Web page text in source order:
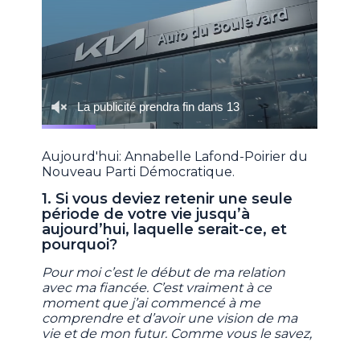
Aujourd'hui: Annabelle Lafond-Poirier du
Nouveau Parti Démocratique.
1. Si vous deviez retenir une seule
période de votre vie jusqu’à
aujourd’hui, laquelle serait-ce, et
pourquoi?
Pour moi c’est le début de ma relation
avec ma fiancée. C’est vraiment à ce
moment que j’ai commencé à me
comprendre et d’avoir une vision de ma
vie et de mon futur. Comme vous le savez,